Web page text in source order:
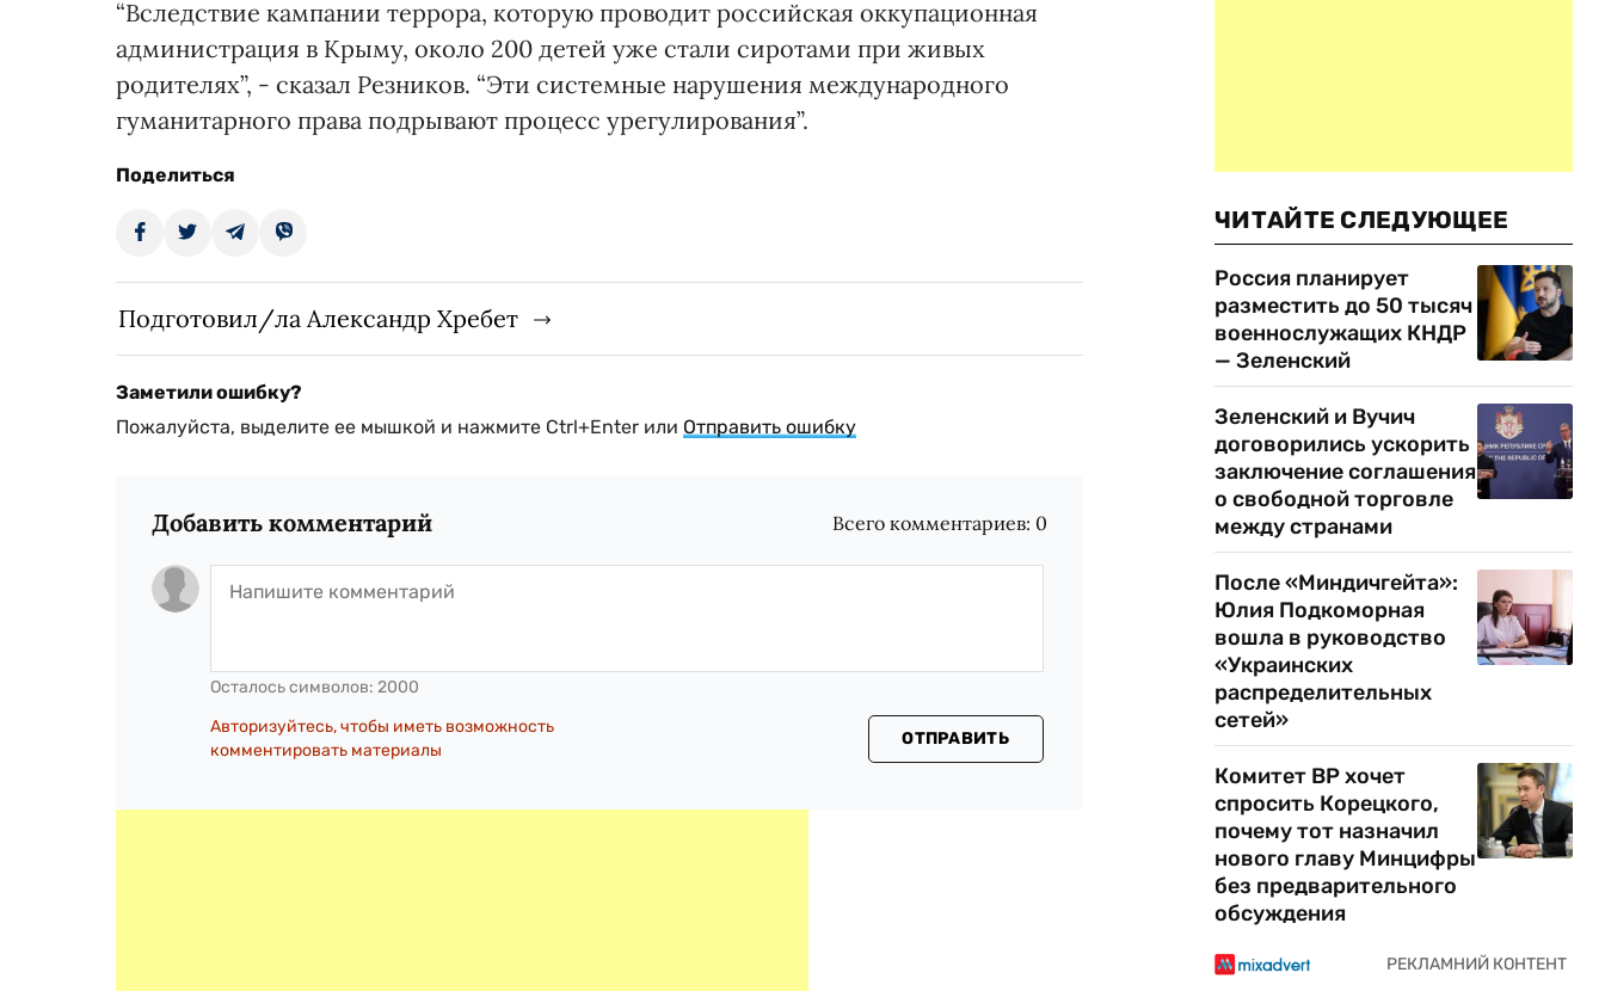
“Вследствие кампании террора, которую проводит российская оккупационная
администрация в Крыму, около 200 детей уже стали сиротами при живых
родителях”, - сказал Резников. “Эти системные нарушения международного
гуманитарного права подрывают процесс урегулирования”.
Поделиться
Подготовил/ла Александр Хребет
Заметили ошибку?
Пожалуйста, выделите ее мышкой и нажмите Ctrl+Enter или Отправить ошибку
Добавить комментарий Всего комментариев: 0
Осталось символов: 2000
Авторизуйтесь, чтобы иметь возможность
комментировать материалы
ОТПРАВИТЬ
ЧИТАЙТЕ СЛЕДУЮЩЕЕ
Россия планирует
разместить до 50 тысяч
военнослужащих КНДР
— Зеленский
Зеленский и Вучич
договорились ускорить
заключение соглашения
о свободной торговле
между странами
После «Миндичгейта»:
Юлия Подкоморная
вошла в руководство
«Украинских
распределительных
сетей»
Комитет ВР хочет
спросить Корецкого,
почему тот назначил
нового главу Минцифры
без предварительного
обсуждения